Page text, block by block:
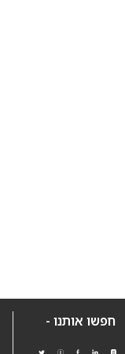
חפשו אותנו -